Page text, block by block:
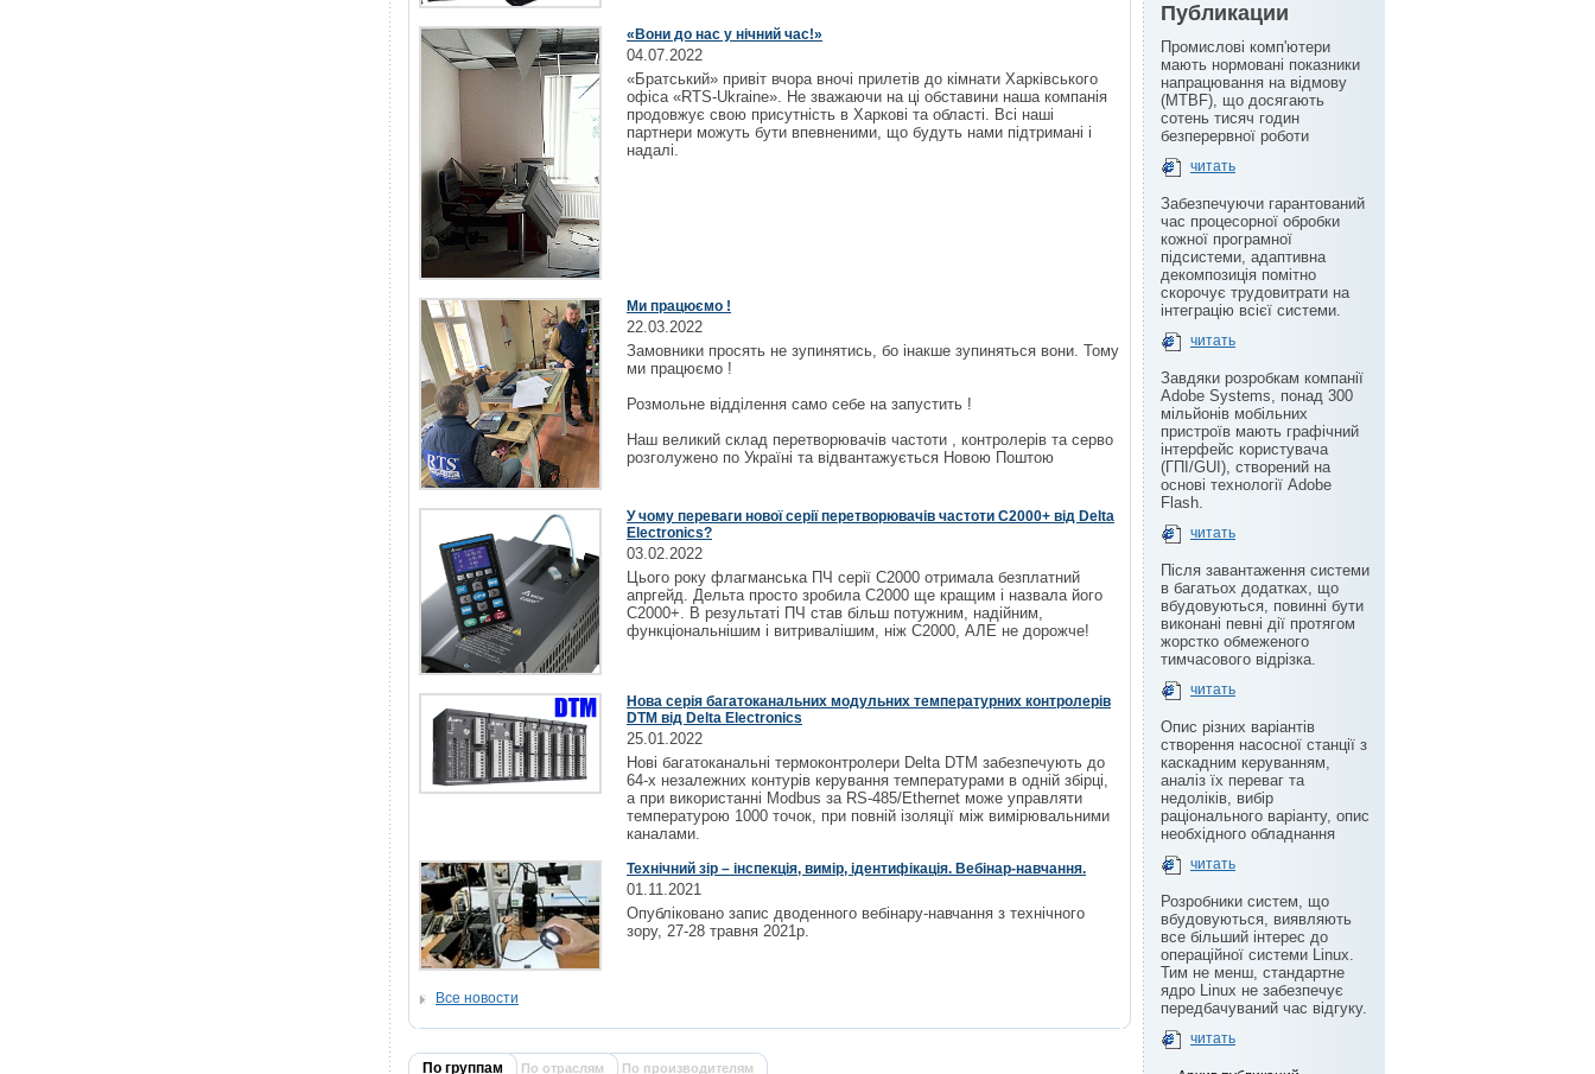
«Вони до нас у нічний час!»
04.07.2022
«Братський» привіт вчора вночі прилетів до кімнати Харківського
офіса «RTS-Ukraine». Не зважаючи на ці обставини наша компанія
продовжує свою присутність в Харкові та області. Всі наші
партнери можуть бути впевненими, що будуть нами підтримані і
надалі.
Ми працюємо !
22.03.2022
Замовники просять не зупинятись, бо інакше зупиняться вони. Тому
ми працюємо !
Розмольне відділення само себе на запустить !
Наш великий склад перетворювачів частоти , контролерів та серво
розголужено по Україні та відвантажується Новою Поштою
У чому переваги нової серії перетворювачів частоти C2000+ від Delta
Electronics?
03.02.2022
Цього року флагманська ПЧ серії С2000 отримала безплатний
апргейд. Дельта просто зробила С2000 ще кращим і назвала його
С2000+. В результаті ПЧ став більш потужним, надійним,
функціональнішим і витривалішим, ніж С2000, АЛЕ не дорожче!
Нова серія багатоканальних модульних температурних контролерів
DTM від Delta Electronics
25.01.2022
Нові багатоканальні термоконтролери Delta DTM забезпечують до
64-х незалежних контурів керування температурами в одній збірці,
а при використанні Modbus за RS-485/Ethernet може управляти
температурою 1000 точок, при повній ізоляції між вимірювальними
каналами.
Технічний зір – інспекція, вимір, ідентифікація. Вебінар-навчання.
01.11.2021
Опубліковано запис дводенного вебінару-навчання з технічного
зору, 27-28 травня 2021р.
Все новости
По группам По отраслям По производителям
Публикации
Промислові комп'ютери
мають нормовані показники
напрацювання на відмову
(MTBF), що досягають
сотень тисяч годин
безперервної роботи
читать
Забезпечуючи гарантований
час процесорної обробки
кожної програмної
підсистеми, адаптивна
декомпозиція помітно
скорочує трудовитрати на
інтеграцію всієї системи.
читать
Завдяки розробкам компанії
Adobe Systems, понад 300
мільйонів мобільних
пристроїв мають графічний
інтерфейс користувача
(ГПІ/GUI), створений на
основі технології Adobe
Flash.
читать
Після завантаження системи
в багатьох додатках, що
вбудовуються, повинні бути
виконані певні дії протягом
жорстко обмеженого
тимчасового відрізка.
читать
Опис різних варіантів
створення насосної станції з
каскадним керуванням,
аналіз їх переваг та
недоліків, вибір
раціонального варіанту, опис
необхідного обладнання
читать
Розробники систем, що
вбудовуються, виявляють
все більший інтерес до
операційної системи Linux.
Тим не менш, стандартне
ядро Linux не забезпечує
передбачуваний час відгуку.
читать